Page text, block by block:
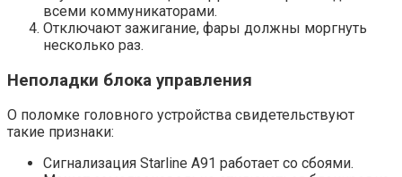
всеми коммуникаторами.
Отключают зажигание, фары должны моргнуть
несколько раз.
Неполадки блока управления
О поломке головного устройства свидетельствуют
такие признаки:
Сигнализация Starline A91 работает со сбоями.